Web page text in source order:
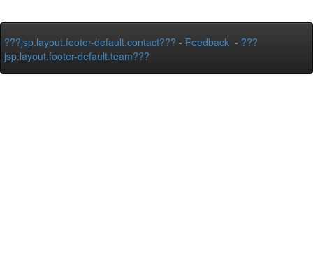
???jsp.layout.footer-default.contact??? - Feedback - ???
jsp.layout.footer-default.team???